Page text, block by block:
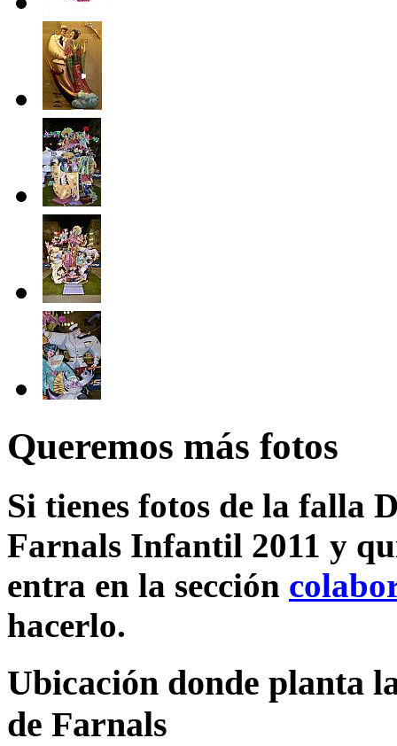
Queremos más fotos
Si tienes fotos de la falla
Farnals Infantil 2011 y
entra en la sección
hacerlo.
Ubicación donde planta
de Farnals